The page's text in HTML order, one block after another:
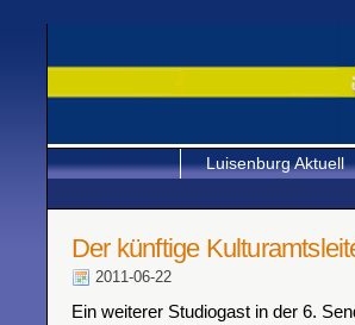
Luisenburg Aktuell
Der künftige
2011-06-22
Ein weiterer Studiogast in der 6.